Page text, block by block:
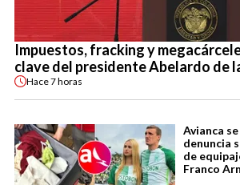
Impuestos, fracking y
clave del presidente Abelardo de
Hace7 horas
Avianca
denuncia
de
Franco